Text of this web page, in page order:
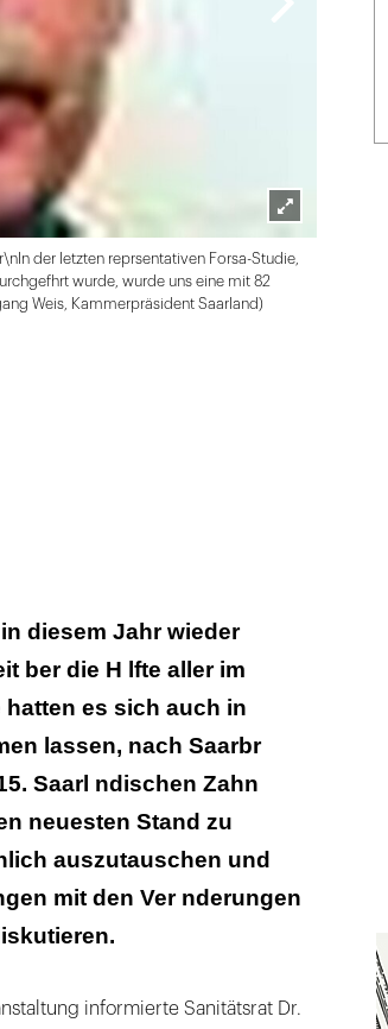
Lightbox
öffnen
der letzten reprsentativen Forsa-Studie,
wurde, wurde uns eine mit 82
Weis, Kammerpräsident Saarland)
diesem Jahr wieder
ber die H lfte aller im
es sich auch in
lassen, nach Saarbr
Saarl ndischen Zahn
neuesten Stand zu
auszutauschen und
mit den Ver nderungen
informierte Sanitätsrat Dr.